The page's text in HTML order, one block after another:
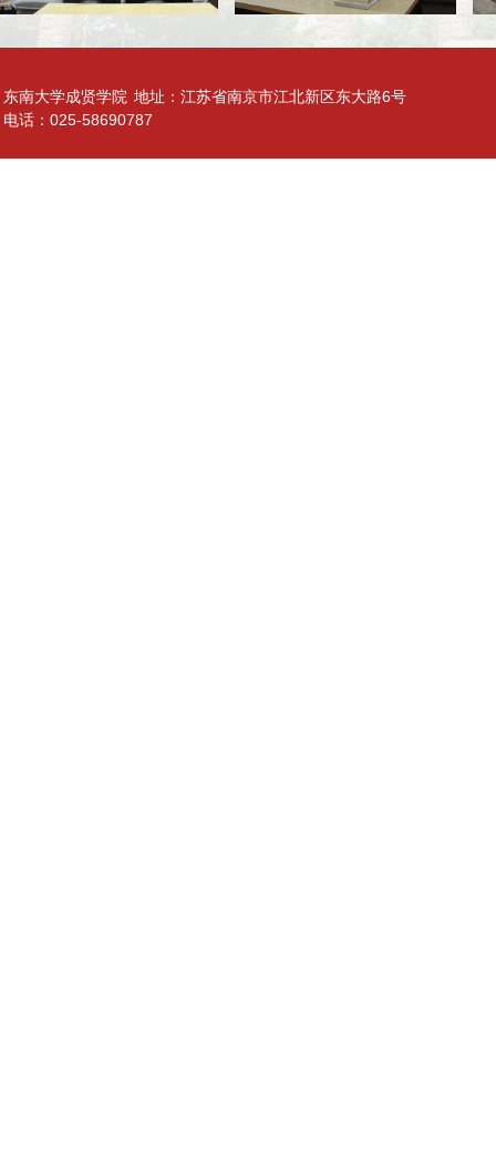
东南大学成贤学院 地址：江苏省南京市江北新区东大路6号
电话：025-58690787